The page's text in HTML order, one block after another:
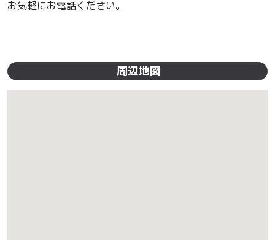
お気軽にお電話ください。
周辺地図